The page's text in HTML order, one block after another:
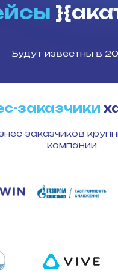
Будут известны в
заказчики
заказчиков
компании